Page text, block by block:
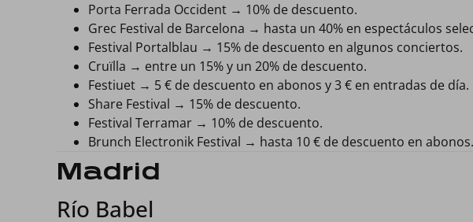
Porta Ferrada Occident → 10% de descuento.
Grec Festival de Barcelona → hasta un 40% en espectáculos
Festival Portalblau → 15% de descuento en algunos conciertos.
Cruïlla → entre un 15% y un 20% de descuento.
Festiuet → 5 € de descuento en abonos y 3 € en entradas de día.
Share Festival → 15% de descuento.
Festival Terramar → 10% de descuento.
Brunch Electronik Festival → hasta 10 € de descuento en abonos.
Madrid
Río Babel